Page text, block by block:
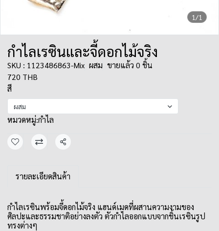
1/1
กำไลเรซินและจี้ดอกไม้จริง
SKU : 1123486863-Mix ผสม ขายแล้ว 0 ชิ้น
720 THB
สี
ผสม
หมวดหมู่:กำไล
แชร์
รายละเอียดสินค้า
กำไลเรซินพร้อมจี้ดอกไม้จริง แฮนด์เมดที่ผสานความงามของ
ศิลปะและธรรมชาติอย่างลงตัว ตัวกำไลออกแบบจากชิ้นเรซินรูป
ทรงต่างๆ